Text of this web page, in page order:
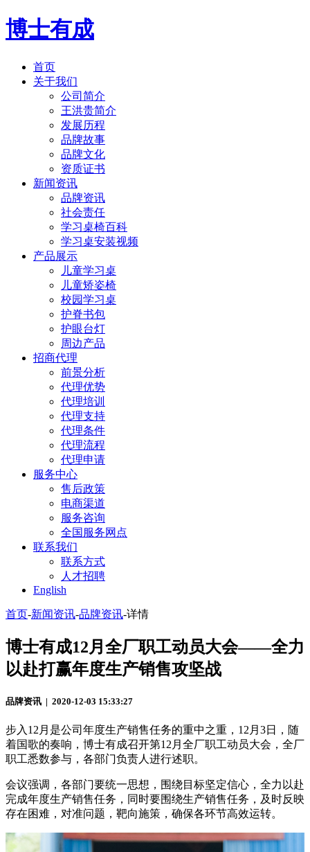
博士有成
首页
关于我们
公司简介
王洪贵简介
发展历程
品牌故事
品牌文化
资质证书
新闻资讯
品牌资讯
社会责任
学习桌椅百科
学习桌安装视频
产品展示
儿童学习桌
儿童矫姿椅
校园学习桌
护脊书包
护眼台灯
周边产品
招商代理
前景分析
代理优势
代理培训
代理支持
代理条件
代理流程
代理申请
服务中心
售后政策
电商渠道
服务咨询
全国服务网点
联系我们
联系方式
人才招聘
English
首页-新闻资讯-品牌资讯-详情
博士有成12月全厂职工动员大会——全力
以赴打赢年度生产销售攻坚战
品牌资讯 | 2020-12-03 15:33:27
步入12月是公司年度生产销售任务的重中之重，12月3日，随
着国歌的奏响，博士有成召开第12月全厂职工动员大会，全厂
职工悉数参与，各部门负责人进行述职。
会议强调，各部门要统一思想，围绕目标坚定信心，全力以赴
完成年度生产销售任务，同时要围绕生产销售任务，及时反映
存在困难，对准问题，靶向施策，确保各环节高效运转。